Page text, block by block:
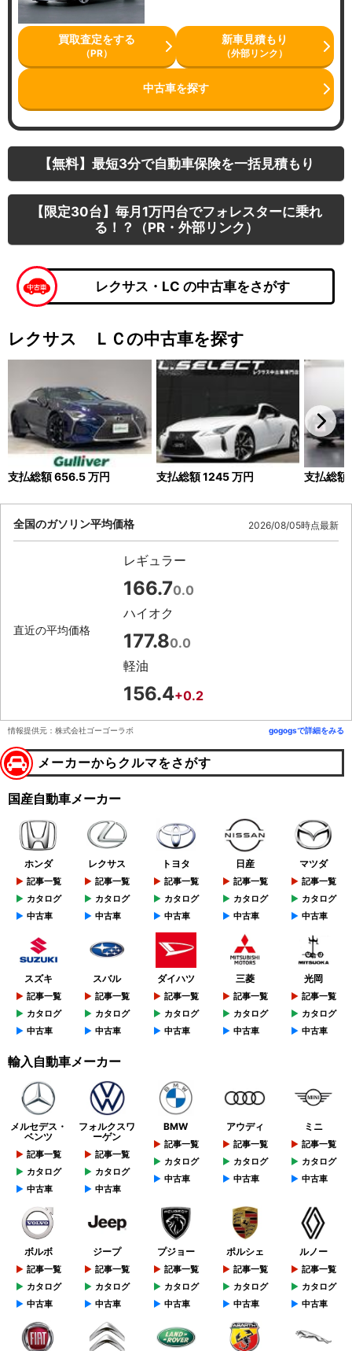
買取査定をする
（PR）
新車見積もり
（外部リンク）
中古車を探す
【無料】最短3分で自動車保険を一括見積もり
【限定30台】毎月1万円台でフォレスターに乗れ
る！？（PR・外部リンク）
レクサス・LC の中古車をさがす
レクサス ＬＣの中古車を探す
支払総額656.5万円 支払総額1245万円 支払総額
全国のガソリン平均価格 2026/08/05時点最新
直近の平均価格
レギュラー
166.70.0
ハイオク
177.80.0
軽油
156.4+0.2
情報提供元：株式会社ゴーゴーラボ gogogsで詳細をみる
メーカーからクルマをさがす
国産自動車メーカー
ホンダ
記事一覧
カタログ
中古車
レクサス
記事一覧
カタログ
中古車
トヨタ
記事一覧
カタログ
中古車
日産
記事一覧
カタログ
中古車
マツダ
記事一覧
カタログ
中古車
スズキ
記事一覧
カタログ
中古車
スバル
記事一覧
カタログ
中古車
ダイハツ
記事一覧
カタログ
中古車
三菱
記事一覧
カタログ
中古車
光岡
記事一覧
カタログ
中古車
輸入自動車メーカー
メルセデス・
ベンツ
記事一覧
カタログ
中古車
フォルクスワ
ーゲン
記事一覧
カタログ
中古車
BMW
記事一覧
カタログ
中古車
アウディ
記事一覧
カタログ
中古車
ミニ
記事一覧
カタログ
中古車
ボルボ
記事一覧
カタログ
中古車
ジープ
記事一覧
カタログ
中古車
プジョー
記事一覧
カタログ
中古車
ポルシェ
記事一覧
カタログ
中古車
ルノー
記事一覧
カタログ
中古車